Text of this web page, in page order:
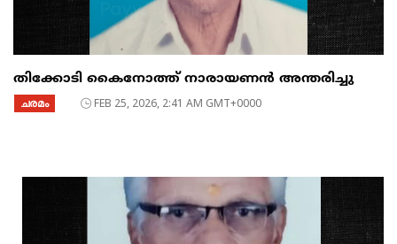
തിക്കോടി കൈനോത്ത് നാരായണൻ അന്തരിച്ചു
ചരമം FEB 25, 2026, 2:41 AM GMT+0000